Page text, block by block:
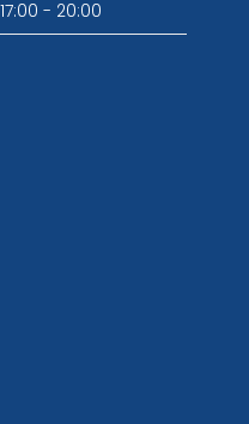
17:00 - 20:00